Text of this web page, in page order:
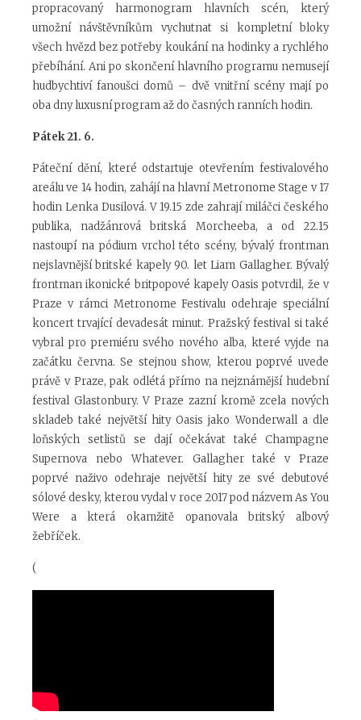
propracovaný harmonogram hlavních scén, který
umožní návštěvníkům vychutnat si kompletní bloky
všech hvězd bez potřeby koukání na hodinky a rychlého
přebíhání. Ani po skončení hlavního programu nemusejí
hudbychtiví fanoušci domů – dvě vnitřní scény mají po
oba dny luxusní program až do časných ranních hodin.
Pátek 21. 6.
Páteční dění, které odstartuje otevřením festivalového
areálu ve 14 hodin, zahájí na hlavní Metronome Stage v 17
hodin Lenka Dusilová. V 19.15 zde zahrají miláčci českého
publika, nadžánrová britská Morcheeba, a od 22.15
nastoupí na pódium vrchol této scény, bývalý frontman
nejslavnější britské kapely 90. let Liam Gallagher. Bývalý
frontman ikonické britpopové kapely Oasis potvrdil, že v
Praze v rámci Metronome Festivalu odehraje speciální
koncert trvající devadesát minut. Pražský festival si také
vybral pro premiéru svého nového alba, které vyjde na
začátku června. Se stejnou show, kterou poprvé uvede
právě v Praze, pak odlétá přímo na nejznámější hudební
festival Glastonbury. V Praze zazní kromě zcela nových
skladeb také největší hity Oasis jako Wonderwall a dle
loňských setlistů se dají očekávat také Champagne
Supernova nebo Whatever. Gallagher také v Praze
poprvé naživo odehraje největší hity ze své debutové
sólové desky, kterou vydal v roce 2017 pod názvem As You
Were a která okamžitě opanovala britský albový
žebříček.
(